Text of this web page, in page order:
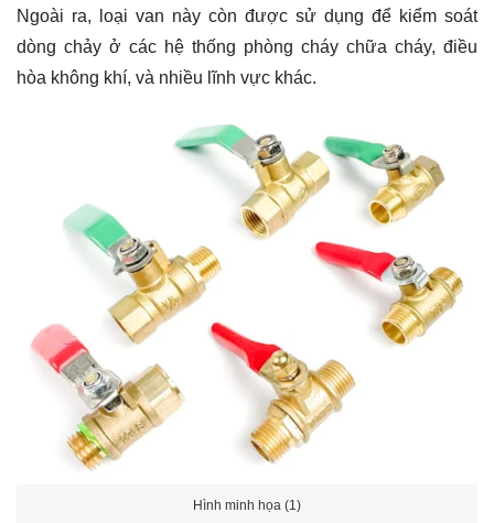
Ngoài ra, loại van này còn được sử dụng để kiểm soát
dòng chảy ở các hệ thống phòng cháy chữa cháy, điều
hòa không khí, và nhiều lĩnh vực khác.
Hình minh họa (1)